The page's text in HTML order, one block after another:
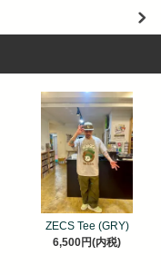
ZECS Tee (GRY)
6,500円(内税)